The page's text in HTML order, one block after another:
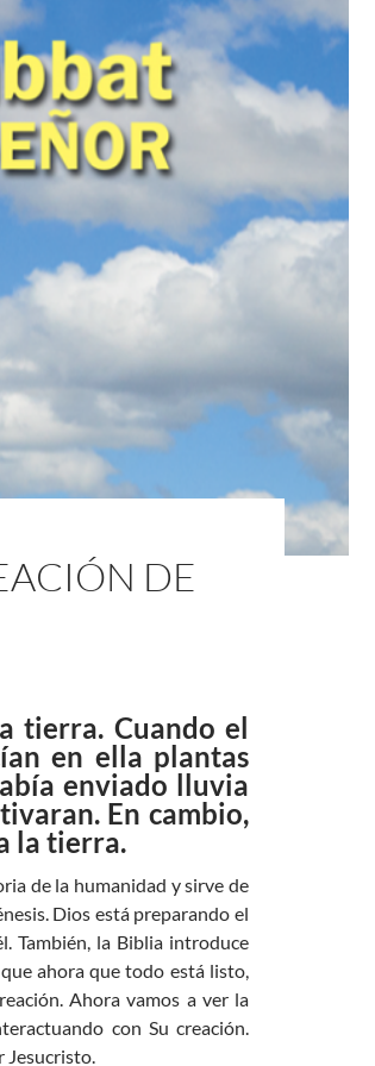
DE
tierra. Cuando el
en ella plantas
enviado lluvia
En cambio,
la tierra.
de la humanidad y sirve de
Dios está preparando el
También, la Biblia introduce
ahora que todo está listo,
Ahora vamos a ver la
con Su creación.